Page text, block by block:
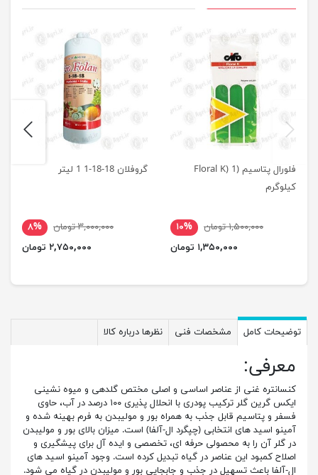
فلورال پتاسیم (Floral K) 1
کیلوگرم
۱,۵۰۰,۰۰۰ تومان
۱۰%
۱,۳۵۰,۰۰۰ تومان
گروفلان 18-18-1 1 لیتر
۳,۰۰۰,۰۰۰ تومان
۸%
۲,۷۵۰,۰۰۰ تومان
previus
next
توضیحات کامل مشخصات فنی نظرها درباره کالا
معرفی:
کنسانتره غنی از عناصر اساسی و اصلی مختص گلدهی و میوه نشینی
ایکس گرین گلر ترکیب پودری با انحلال پذیری ۱۰۰ درصد در آب، حاوی
فسفر و پتاسیم قابل جذب به همراه بور و مولیبدن به فرم بهینه شده و
آمینو اسید های انتخابی (چپگرد ال-آلفا) است. میزان بالای بور و مولیبدن
در گلر آن را به محصولی حرفه ای، تخصصی و ایده آل برای پیشگیری و
اصلاح کمبود این عناصر در گیاه تبدیل کرده است. وجود آمینو اسید های
ال-آلفا باعث تسهیل در جذب و جابجایی بور و مولیبدن در گیاه می شود.